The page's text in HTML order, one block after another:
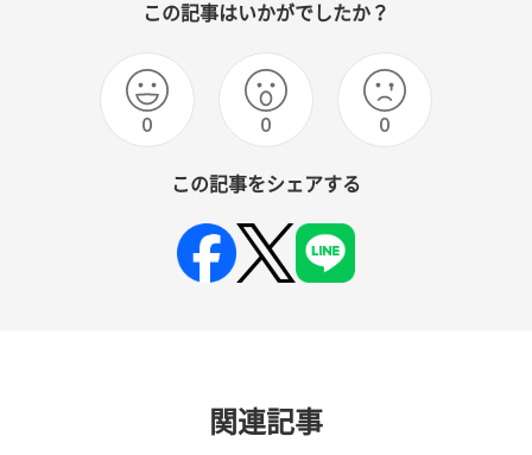
この記事はいかがでしたか？
0 0 0
この記事をシェアする
関連記事